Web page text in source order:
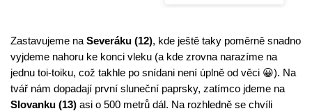
Zastavujeme na Severáku (12), kde ještě taky poměrně snadno
vyjdeme nahoru ke konci vleku (a kde zrovna narazíme na
jednu toi-toiku, což takhle po snídani není úplně od věci 😀). Na
Slovanku (13) asi o 500 metrů dál. Na rozhledně se chvíli